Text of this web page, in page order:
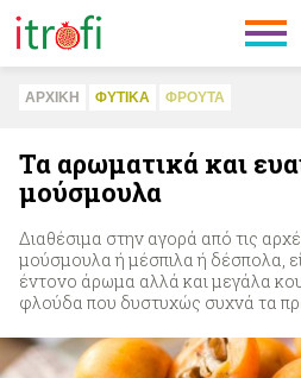
ΑΡΧΙΚΗ ΦΥΤΙΚA ΦΡΟΥΤΑ
Τα αρωματικά και
μούσμουλα
Διαθέσιμα στην αγορά από τις
μούσμουλα ή μέσπιλα ή δέσπολα,
έντονο άρωμα αλλά και μεγάλα
φλούδα που δυστυχώς συχνά τα